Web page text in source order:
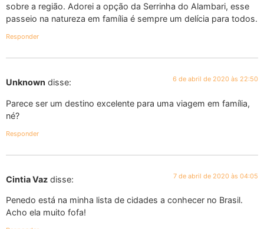
sobre a região. Adorei a opção da Serrinha do Alambari, esse
passeio na natureza em família é sempre um delícia para todos.
Responder
Unknown disse: 6 de abril de 2020 às 22:50
Parece ser um destino excelente para uma viagem em família,
né?
Responder
Cintia Vaz disse: 7 de abril de 2020 às 04:05
Penedo está na minha lista de cidades a conhecer no Brasil.
Acho ela muito fofa!